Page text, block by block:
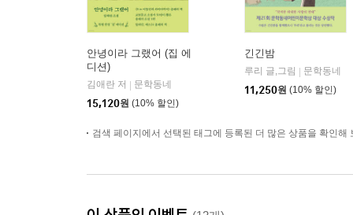
안녕이라 그랬어 (집 에
디션)
김애란 저
문학동네
15,120원 (10% 할인)
긴긴밤
루리 글,그림
문학동네
11,250원 (10% 할인)
검색 페이지에서 선택된 태그에 등록된 더 많은 상품을 확인해